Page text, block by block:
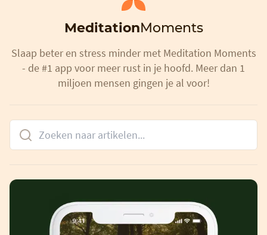
MeditationMoments
Slaap beter en stress minder met Meditation Moments
- de #1 app voor meer rust in je hoofd. Meer dan 1
miljoen mensen gingen je al voor!